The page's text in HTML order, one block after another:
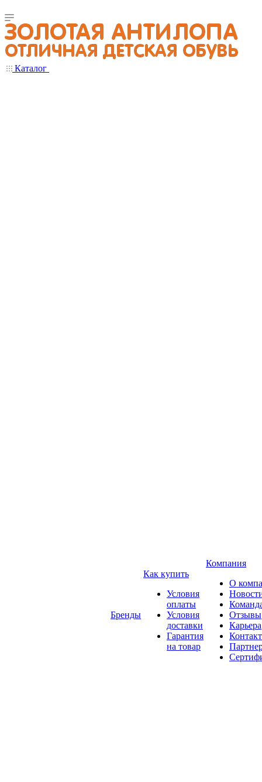
Каталог
Бренды
Как купить
Условия
оплаты
Условия
доставки
Гарантия
на товар
Компания
О
Отзывы
Карьера